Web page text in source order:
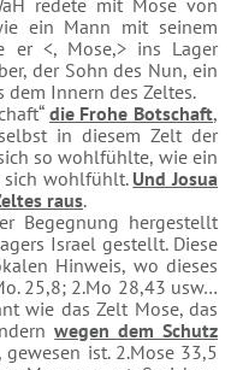
ein Mann mit seinem
er <, Mose,> ins Lager
der Sohn des Nun, ein
Innern des Zeltes.
die Frohe Botschaft,
in diesem Zelt der
so wohlfühlte, wie ein
sich wohlfühlt. Und Josua
raus.
Begegnung hergestellt
Israel gestellt. Diese
Hinweis, wo dieses
25,8; 2.Mo 28,43 usw…
wie das Zelt Mose, das
wegen dem Schutz
ist. 2.Mose 33,5